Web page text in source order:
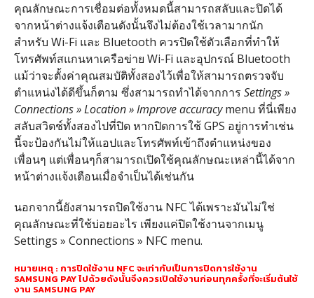
คุณลักษณะการเชื่อมต่อทั้งหมดนี้สามารถสลับและปิดได้
จากหน้าต่างแจ้งเตือนดังนั้นจึงไม่ต้องใช้เวลามากนัก
สำหรับ Wi-Fi และ Bluetooth ควรปิดใช้ตัวเลือกที่ทำให้
โทรศัพท์สแกนหาเครือข่าย Wi-Fi และอุปกรณ์ Bluetooth
แม้ว่าจะตั้งค่าคุณสมบัติทั้งสองไว้เพื่อให้สามารถตรวจจับ
ตำแหน่งได้ดีขึ้นก็ตาม ซึ่งสามารถทำได้จากการ Settings »
Connections » Location » Improve accuracymenu ที่นี่เพียง
สลับสวิตช์ทั้งสองไปที่ปิด หากปิดการใช้ GPS อยู่การทำเช่น
นี้จะป้องกันไม่ให้แอปและโทรศัพท์เข้าถึงตำแหน่งของ
เพื่อนๆ แต่เพื่อนๆก็สามารถเปิดใช้คุณลักษณะเหล่านี้ได้จาก
หน้าต่างแจ้งเตือนเมื่อจำเป็นได้เช่นกัน
นอกจากนี้ยังสามารถปิดใช้งาน NFC ได้เพราะมันไม่ใช่
คุณลักษณะที่ใช้บ่อยอะไร เพียงแค่ปิดใช้งานจากเมนู
Settings » Connections » NFC menu.
หมายเหตุ : การปิดใช้งาน NFC จะเท่ากับเป็นการปิดการใช้งาน
SAMSUNG PAY ไปด้วยดังนั้นจึงควรเปิดใช้งานก่อนทุกครั้งที่จะเริ่มต้นใช้
งาน SAMSUNG PAY